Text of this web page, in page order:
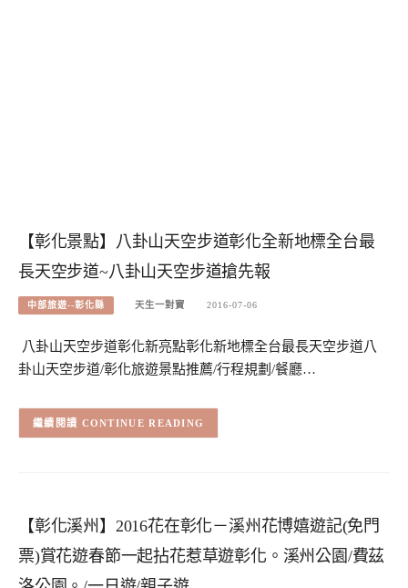
【彰化景點】八卦山天空步道彰化全新地標全台最
長天空步道~八卦山天空步道搶先報
中部旅遊--彰化縣 天生一對寶 2016-07-06
八卦山天空步道彰化新亮點彰化新地標全台最長天空步道八
卦山天空步道/彰化旅遊景點推薦/行程規劃/餐廳…
CONTINUE READING
【彰化溪州】2016花在彰化－溪州花博嬉遊記(免門
票)賞花遊春節一起拈花惹草遊彰化。溪州公園/費茲